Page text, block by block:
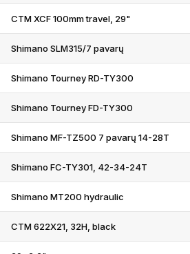
CTM XCF 100mm travel, 29"
Shimano SLM315/7 pavarų
Shimano Tourney RD-TY300
Shimano Tourney FD-TY300
Shimano MF-TZ500 7 pavarų 14-28T
Shimano FC-TY301, 42-34-24T
Shimano MT200 hydraulic
CTM 622X21, 32H, black